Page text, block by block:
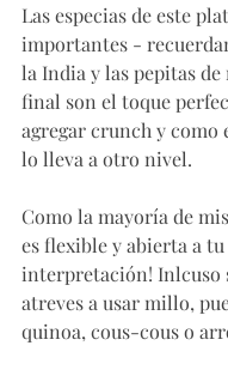
Las especias de este
importantes -
la India y las pepitas de
final son el toque
agregar crunch y como
lo lleva a otro nivel.
Como la mayoría de
es flexible y abierta a tu
interpretación! Inlcuso
atreves a usar millo,
quinoa, cous-cous o